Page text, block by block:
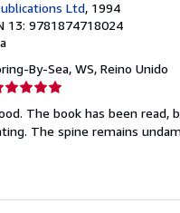
Ltd, 1994
13: 9781874718024
By-Sea, WS, Reino Unido
The book has been
The spine remains